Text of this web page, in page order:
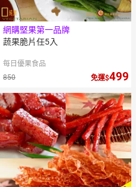
網購堅果第一品牌
蔬果脆片任5入
每日優果食品
850
免運 499